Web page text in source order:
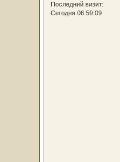
Последний визит:
Сегодня 06:59:09